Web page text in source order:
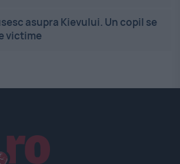
asupra Kievului. Un copil se
victime